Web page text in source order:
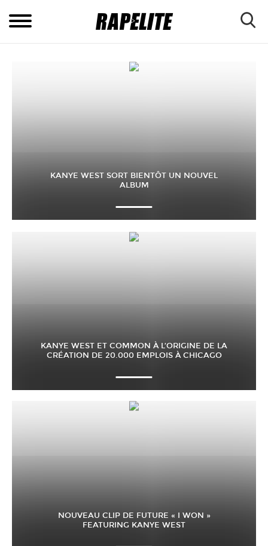
KANYE WEST SORT BIENTÔT UN NOUVEL
ALBUM
KANYE WEST ET COMMON À L’ORIGINE DE LA
CRÉATION DE 20.000 EMPLOIS À CHICAGO
NOUVEAU CLIP DE FUTURE « I WON »
FEATURING KANYE WEST